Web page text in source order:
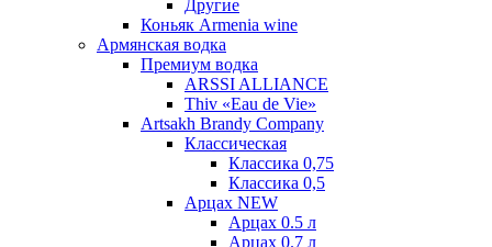
Другие
Коньяк Armenia wine
Армянская водка
Премиум водка
ARSSI ALLIANCE
Thiv «Eau de Vie»
Artsakh Brandy Company
Классическая
Классика 0,75
Классика 0,5
Арцах NEW
Арцах 0.5 л
Арцах 0.7 л